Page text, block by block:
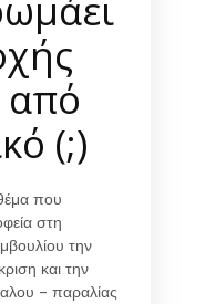
από
(;)
που
στη
την
και την
– παραλίας